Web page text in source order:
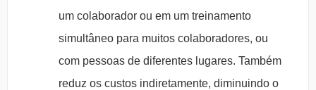
um colaborador ou em um treinamento
simultâneo para muitos colaboradores, ou
com pessoas de diferentes lugares. Também
reduz os custos indiretamente, diminuindo o